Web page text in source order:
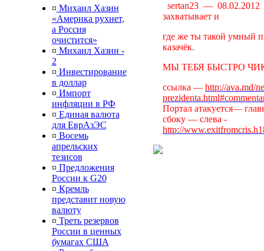
¤ Михаил Хазин
«Америка рухнет,
а Россия
очистится»
¤ Михаил Хазин -
2
¤ Инвестирование
в доллар
¤ Импорт
инфляции в РФ
¤ Единая валюта
для ЕврАзЭС
¤ Восемь
апрельских
тезисов
¤ Предложения
России к G20
¤ Кремль
представит новую
валюту
¤ Треть резервов
России в ценных
бумагах США
sertan23 —
захватывает и
где же ты такой умный
казачёк.
МЫ ТЕБЯ БЫСТРО
ссылка — http://ava.md/
Портал атакуется—
сбоку — слева -
http://